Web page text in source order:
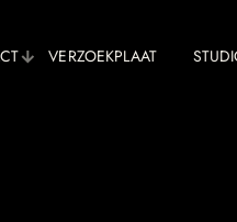
VERZOEKPLAAT